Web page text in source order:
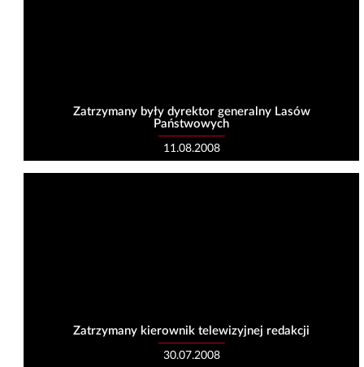
Zatrzymany były dyrektor generalny Lasów
Państwowych
11.08.2008
Zatrzymany kierownik telewizyjnej redakcji
30.07.2008